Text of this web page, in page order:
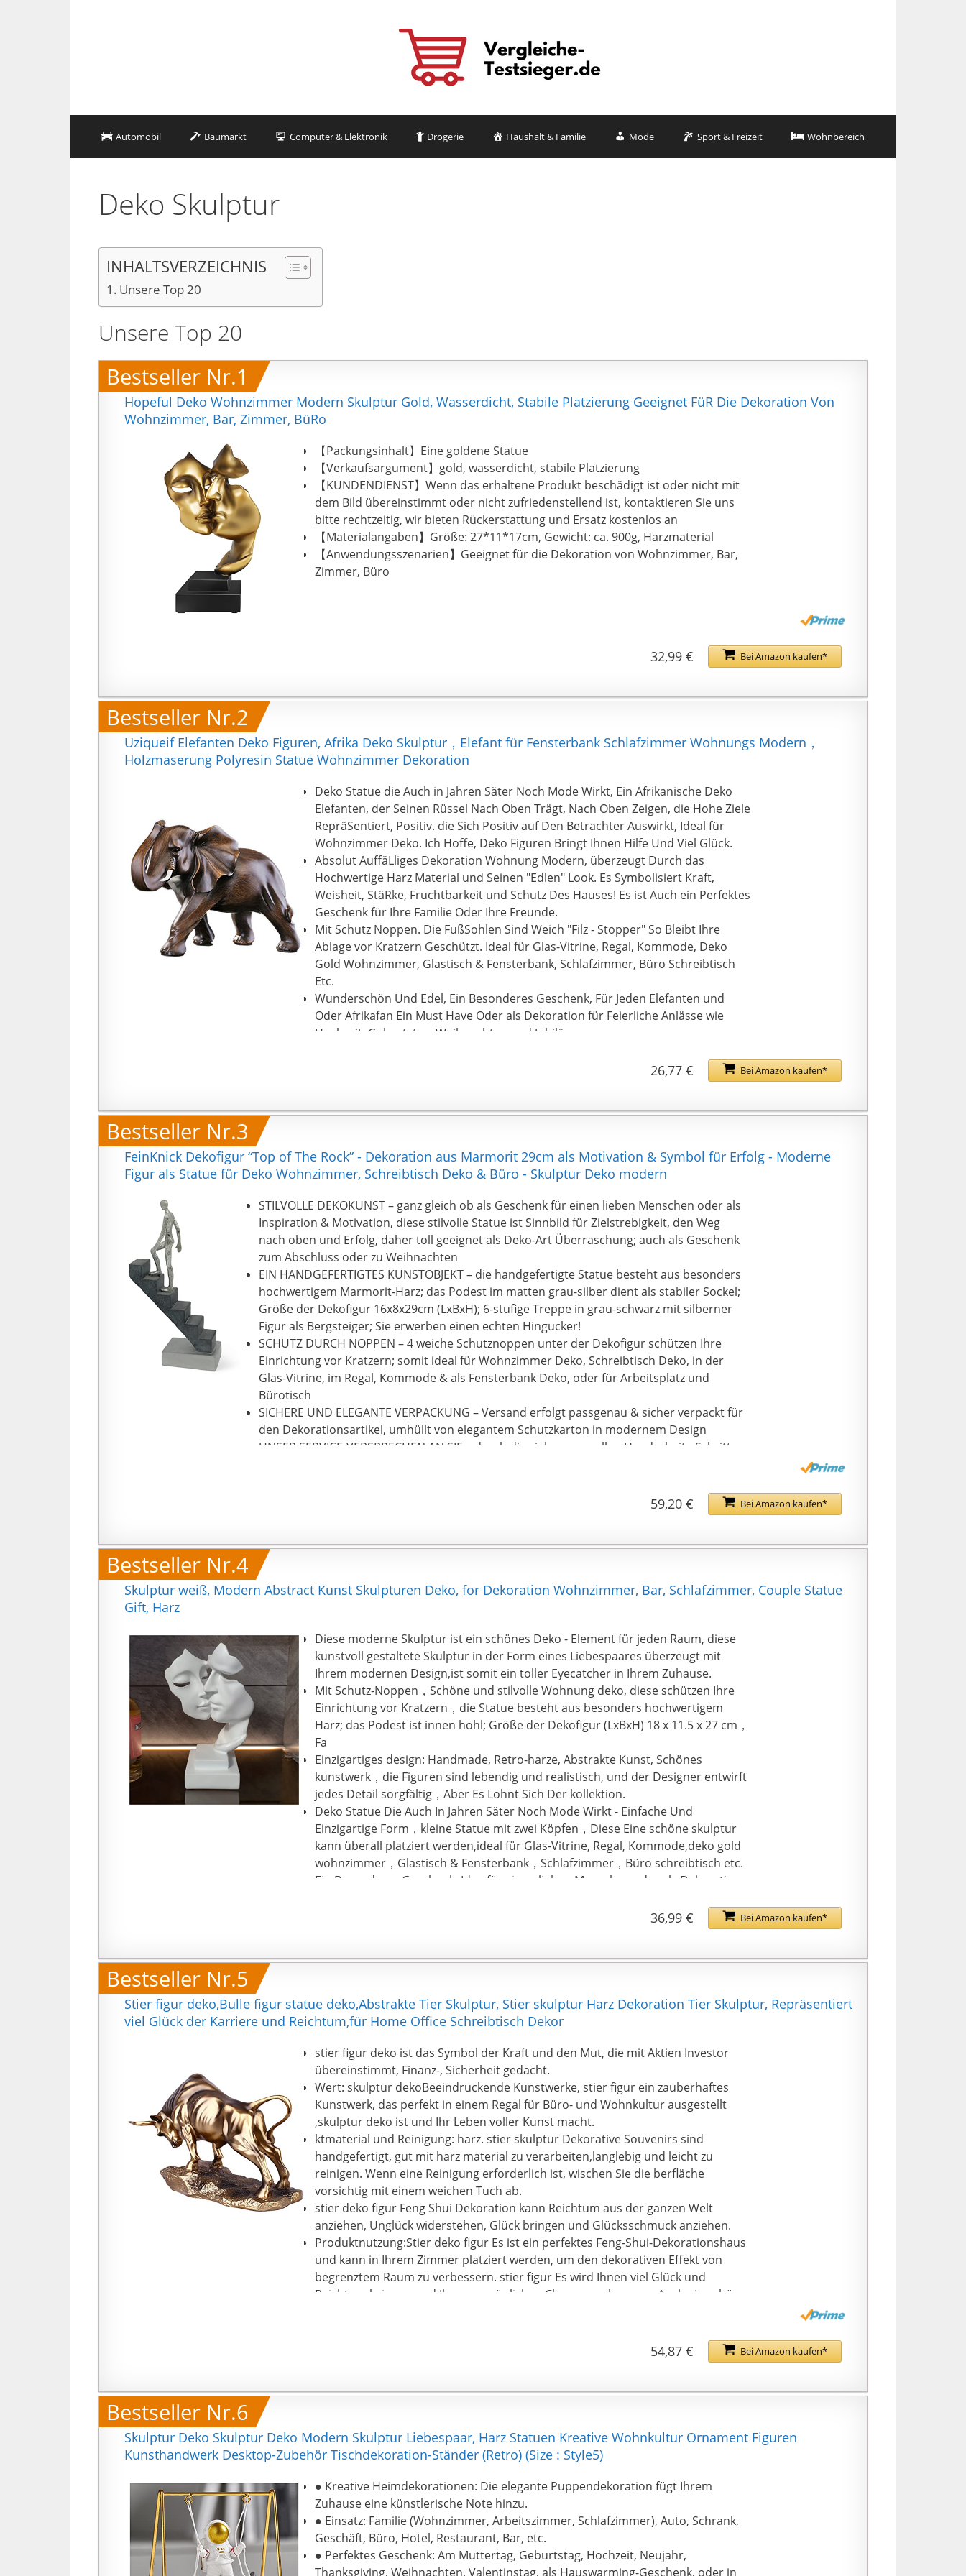
Automobil Baumarkt Computer & Elektronik Drogerie Haushalt & Familie Mode Sport & Freizeit Wohnbereich
Deko Skulptur
INHALTSVERZEICHNIS
Unsere Top 20
Unsere Top 20
Bestseller Nr.1
Hopeful Deko Wohnzimmer Modern Skulptur Gold, Wasserdicht, Stabile Platzierung Geeignet FüR Die Dekoration Von
Wohnzimmer, Bar, Zimmer, BüRo
【Packungsinhalt】Eine goldene Statue
【Verkaufsargument】gold, wasserdicht, stabile Platzierung
【KUNDENDIENST】Wenn das erhaltene Produkt beschädigt ist oder nicht mit
dem Bild übereinstimmt oder nicht zufriedenstellend ist, kontaktieren Sie uns
bitte rechtzeitig, wir bieten Rückerstattung und Ersatz kostenlos an
【Materialangaben】Größe: 27*11*17cm, Gewicht: ca. 900g, Harzmaterial
【Anwendungsszenarien】Geeignet für die Dekoration von Wohnzimmer, Bar,
Zimmer, Büro
Bei Amazon kaufen*
32,99 €
Bestseller Nr.2
Uziqueif Elefanten Deko Figuren, Afrika Deko Skulptur，Elefant für Fensterbank Schlafzimmer Wohnungs Modern，
Holzmaserung Polyresin Statue Wohnzimmer Dekoration
Deko Statue die Auch in Jahren Säter Noch Mode Wirkt, Ein Afrikanische Deko
Elefanten, der Seinen Rüssel Nach Oben Trägt, Nach Oben Zeigen, die Hohe Ziele
RepräSentiert, Positiv. die Sich Positiv auf Den Betrachter Auswirkt, Ideal für
Wohnzimmer Deko. Ich Hoffe, Deko Figuren Bringt Ihnen Hilfe Und Viel Glück.
Absolut AuffäLliges Dekoration Wohnung Modern, überzeugt Durch das
Hochwertige Harz Material und Seinen "Edlen" Look. Es Symbolisiert Kraft,
Weisheit, StäRke, Fruchtbarkeit und Schutz Des Hauses! Es ist Auch ein Perfektes
Geschenk für Ihre Familie Oder Ihre Freunde.
Mit Schutz Noppen. Die FußSohlen Sind Weich "Filz - Stopper" So Bleibt Ihre
Ablage vor Kratzern Geschützt. Ideal für Glas-Vitrine, Regal, Kommode, Deko
Gold Wohnzimmer, Glastisch & Fensterbank, Schlafzimmer, Büro Schreibtisch
Etc.
Wunderschön Und Edel, Ein Besonderes Geschenk, Für Jeden Elefanten und
Oder Afrikafan Ein Must Have Oder als Dekoration für Feierliche Anlässe wie
Hochzeit, Geburtstag, Weihnachten und Jubiläum.
Zuversichtlich, Dass Sie Unsere Produkte Lieben, Wenn Das Produkt WäHrend
Rückerstattung! Bitte Seien sie Versichert zu Kaufen,Kundenzufriedenheit ist für
Bei Amazon kaufen*
26,77 €
Bestseller Nr.3
FeinKnick Dekofigur “Top of The Rock” - Dekoration aus Marmorit 29cm als Motivation & Symbol für Erfolg - Moderne
Figur als Statue für Deko Wohnzimmer, Schreibtisch Deko & Büro - Skulptur Deko modern
STILVOLLE DEKOKUNST – ganz gleich ob als Geschenk für einen lieben Menschen oder als
Inspiration & Motivation, diese stilvolle Statue ist Sinnbild für Zielstrebigkeit, den Weg
nach oben und Erfolg, daher toll geeignet als Deko-Art Überraschung; auch als Geschenk
zum Abschluss oder zu Weihnachten
EIN HANDGEFERTIGTES KUNSTOBJEKT – die handgefertigte Statue besteht aus besonders
hochwertigem Marmorit-Harz; das Podest im matten grau-silber dient als stabiler Sockel;
Größe der Dekofigur 16x8x29cm (LxBxH); 6-stufige Treppe in grau-schwarz mit silberner
Figur als Bergsteiger; Sie erwerben einen echten Hingucker!
SCHUTZ DURCH NOPPEN – 4 weiche Schutznoppen unter der Dekofigur schützen Ihre
Einrichtung vor Kratzern; somit ideal für Wohnzimmer Deko, Schreibtisch Deko, in der
Glas-Vitrine, im Regal, Kommode & als Fensterbank Deko, oder für Arbeitsplatz und
Bürotisch
SICHERE UND ELEGANTE VERPACKUNG – Versand erfolgt passgenau & sicher verpackt für
den Dekorationsartikel, umhüllt von elegantem Schutzkarton in modernem Design
UNSER SERVICE-VERSPRECHEN AN SIE – durch die vielen manuellen Handarbeits-Schritte
Kohlburg, wir kümmern uns schnell & unbürokratisch in Ihrem Sinne um das Anliegen
Bei Amazon kaufen*
59,20 €
Bestseller Nr.4
Skulptur weiß, Modern Abstract Kunst Skulpturen Deko, for Dekoration Wohnzimmer, Bar, Schlafzimmer, Couple Statue
Gift, Harz
Diese moderne Skulptur ist ein schönes Deko - Element für jeden Raum, diese
kunstvoll gestaltete Skulptur in ​der Form eines Liebespaares ​überzeugt mit
Ihrem modernen Design,ist somit ein toller Eyecatcher in Ihrem Zuhause.
Mit Schutz-Noppen，Schöne und stilvolle Wohnung deko, diese schützen Ihre
Einrichtung vor Kratzern，die Statue besteht aus besonders hochwertigem
Harz; das Podest ist innen hohl; Größe der Dekofigur (LxBxH) 18 x 11.5 x 27 cm，
Fa
Einzigartiges design: Handmade, Retro-harze, Abstrakte Kunst, Schönes
kunstwerk，die Figuren sind lebendig und realistisch, und der Designer entwirft
jedes Detail sorgfältig，Aber Es Lohnt Sich Der kollektion.
Deko Statue Die Auch In Jahren Säter Noch Mode Wirkt - Einfache Und
Einzigartige Form，kleine Statue mit zwei Köpfen，Diese Eine schöne skulptur
kann überall platziert werden,ideal für Glas-Vitrine, Regal, Kommode,deko gold
wohnzimmer，Glastisch & Fensterbank，Schlafzimmer，Büro schreibtisch etc.
Ein Besonderes Geschenk, Idee für einen lieben Menschen oder als Dekoration
seien Sie versichert zu kaufen,Kundenzufriedenheit ist für uns von größter
Bei Amazon kaufen*
36,99 €
Bestseller Nr.5
Stier figur deko,Bulle figur statue deko,Abstrakte Tier Skulptur, Stier skulptur Harz Dekoration Tier Skulptur, Repräsentiert
viel Glück der Karriere und Reichtum,für Home Office Schreibtisch Dekor
stier figur deko ist das Symbol der Kraft und den Mut, die mit Aktien Investor
übereinstimmt, Finanz-, Sicherheit gedacht.
Wert: skulptur dekoBeeindruckende Kunstwerke, stier figur ein zauberhaftes
Kunstwerk, das perfekt in einem Regal für Büro- und Wohnkultur ausgestellt
,skulptur deko ist und Ihr Leben voller Kunst macht.
ktmaterial und Reinigung: harz. stier skulptur Dekorative Souvenirs sind
handgefertigt, gut mit harz material zu verarbeiten,langlebig und leicht zu
reinigen. Wenn eine Reinigung erforderlich ist, wischen Sie die berfläche
vorsichtig mit einem weichen Tuch ab.
stier deko figur Feng Shui Dekoration kann Reichtum aus der ganzen Welt
anziehen, Unglück widerstehen, Glück bringen und Glücksschmuck anziehen.
Produktnutzung:Stier deko figur Es ist ein perfektes Feng-Shui-Dekorationshaus
und kann in Ihrem Zimmer platziert werden, um den dekorativen Effekt von
begrenztem Raum zu verbessern. stier figur Es wird Ihnen viel Glück und
Reichtum bringen und Ihren persönlichen Charme verbessern. Auch ein schönes
Bei Amazon kaufen*
54,87 €
Bestseller Nr.6
Skulptur Deko Skulptur Deko Modern Skulptur Liebespaar, Harz Statuen Kreative Wohnkultur Ornament Figuren
Kunsthandwerk Desktop-Zubehör Tischdekoration-Ständer (Retro) (Size : Style5)
● Kreative Heimdekorationen: Die elegante Puppendekoration fügt Ihrem
Zuhause eine künstlerische Note hinzu.
● Einsatz: Familie (Wohnzimmer, Arbeitszimmer, Schlafzimmer), Auto, Schrank,
Geschäft, Büro, Hotel, Restaurant, Bar, etc.
● Perfektes Geschenk: Am Muttertag, Geburtstag, Hochzeit, Neujahr,
Thanksgiving, Weihnachten, Valentinstag, als Hauswarming-Geschenk, oder in